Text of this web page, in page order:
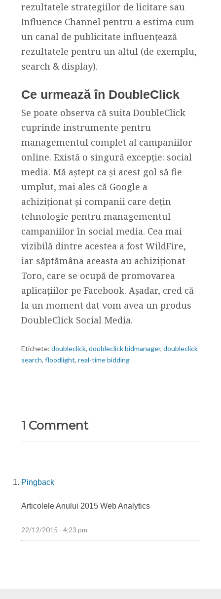
rezultatele strategiilor de licitare sau
Influence Channel pentru a estima cum
un canal de publicitate influențează
rezultatele pentru un altul (de exemplu,
search & display).
Ce urmează în DoubleClick
Se poate observa că suita DoubleClick
cuprinde instrumente pentru
managementul complet al campaniilor
online. Există o singură excepție: social
media. Mă aștept ca și acest gol să fie
umplut, mai ales că Google a
achiziționat și companii care dețin
tehnologie pentru managementul
campaniilor în social media. Cea mai
vizibilă dintre acestea a fost WildFire,
iar săptămâna aceasta au achiziționat
Toro, care se ocupă de promovarea
aplicațiilor pe Facebook. Așadar, cred că
la un moment dat vom avea un produs
DoubleClick Social Media.
Etichete: doubleclick, doubleclick bidmanager, doubleclick
search, floodlight, real-time bidding
1 Comment
Pingback
Articolele Anului 2015 Web Analytics
22/12/2015 - 4:23 pm